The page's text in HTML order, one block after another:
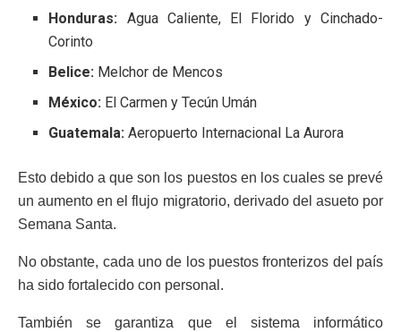
Honduras: Agua Caliente, El Florido y Cinchado-
Corinto
Belice: Melchor de Mencos
México: El Carmen y Tecún Umán
Guatemala: Aeropuerto Internacional La Aurora
Esto debido a que son los puestos en los cuales se prevé
un aumento en el flujo migratorio, derivado del asueto por
Semana Santa.
No obstante, cada uno de los puestos fronterizos del país
ha sido fortalecido con personal.
También se garantiza que el sistema informático